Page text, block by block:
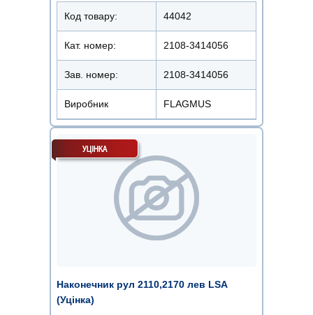
Код товару: 44042
Кат. номер: 2108-3414056
Зав. номер: 2108-3414056
Виробник FLAGMUS
Наконечник рул 2110,2170 лев LSA
(Уцінка)